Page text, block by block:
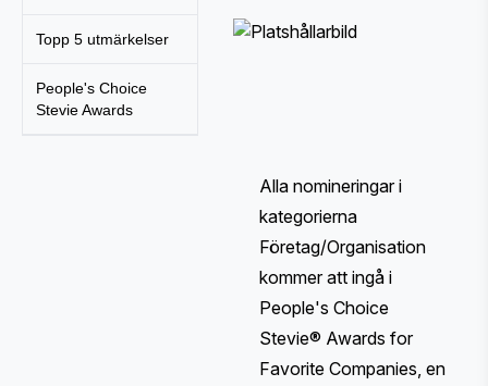
Topp 5 utmärkelser
People's Choice
Stevie Awards
Alla nomineringar i
kategorierna
Företag/Organisation
kommer att ingå i
People's Choice
Stevie® Awards for
Favorite Companies, en